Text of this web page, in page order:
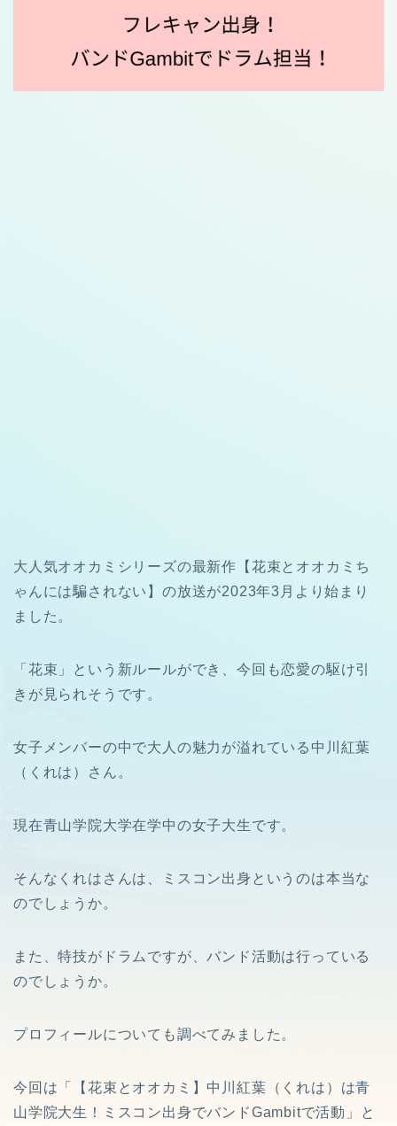
大人気オオカミシリーズの最新作【花束とオオカミち
ゃんには騙されない】の放送が2023年3月より始まり
ました。
「花束」という新ルールができ、今回も恋愛の駆け引
きが見られそうです。
女子メンバーの中で大人の魅力が溢れている中川紅葉
（くれは）さん。
現在青山学院大学在学中の女子大生です。
そんなくれはさんは、ミスコン出身というのは本当な
のでしょうか。
また、特技がドラムですが、バンド活動は行っている
のでしょうか。
プロフィールについても調べてみました。
今回は「【花束とオオカミ】中川紅葉（くれは）は青
山学院大生！ミスコン出身でバンドGambitで活動」と